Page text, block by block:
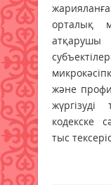
орталық
атқарушы
және
жүргізуді
кодекске
тыс